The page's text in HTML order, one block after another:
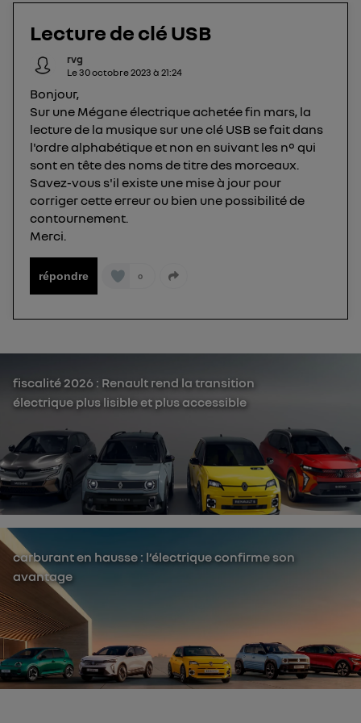
Lecture de clé USB
rvg
Le30 octobre 2023 à 21:24
Bonjour,
Sur une Mégane électrique achetée fin mars, la
lecture de la musique sur une clé USB se fait dans
l'ordre alphabétique et non en suivant les n° qui
sont en tête des noms de titre des morceaux.
Savez-vous s'il existe une mise à jour pour
corriger cette erreur ou bien une possibilité de
contournement.
Merci.
répondre 0
fiscalité 2026 : Renault rend la transition
électrique plus lisible et plus accessible
carburant en hausse : l’électrique confirme son
avantage
téléphone).
L'identifiant est associé à votre connexion
internet. Ainsi, toutes les personnes utilisant la
même connexion et ayant consenties se verront
Pour une
sur la navigation des membres du foyer ayant consentis.
Pour uneconnexion mobile, la personnalisation sera basée
uniquement sur la navigation de l'utilisateur du mobile.
Vous pouvez à tout moment retirer ce
consentement surle portail d’Utiq("
") ou via la page « gérer Utiq » en bas de ce site.
Pour plus d'informations, veuillez consulter
Politique d'information sur les données